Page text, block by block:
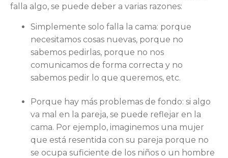
falla algo, se puede deber a varias razones:
Simplemente solo falla la cama: porque
necesitamos cosas nuevas, porque no
sabemos pedirlas, porque no nos
comunicamos de forma correcta y no
sabemos pedir lo que queremos, etc.
Porque hay más problemas de fondo: si algo
va mal en la pareja, se puede reflejar en la
cama. Por ejemplo, imaginemos una mujer
que está resentida con su pareja porque no
se ocupa suficiente de los niños o un hombre